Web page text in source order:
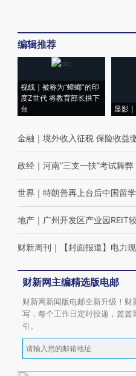
编辑推荐
视线｜被称为“蟑螂”的印
度Z世代 将教育部长拱下
台
显影
金融 ｜ 境外收入征税 保险收益
政经 ｜ 河南“三支一扶”考试舞
世界 ｜ 特朗普再上台后中国留
地产 ｜ 广州开发区产业园REIT
财新周刊 ｜ 【封面报道】电力
财新网主编精选版电邮
财新网新闻版电邮全新升级！财
写，每个工作日定时投递，篇篇
引。